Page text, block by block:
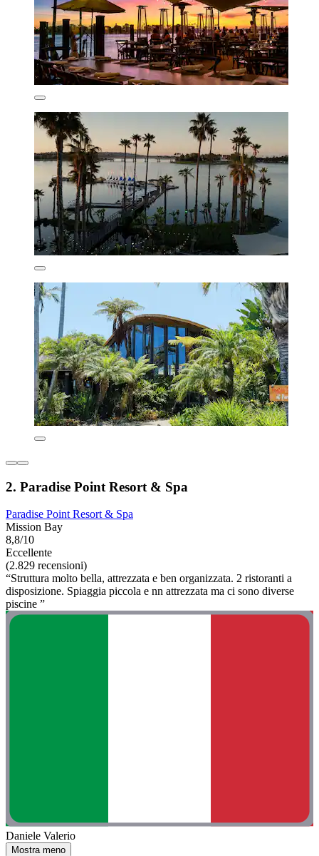
2. Paradise Point Resort & Spa
Paradise Point Resort & Spa
Mission Bay
8,8/10
Eccellente
(2.829 recensioni)
“Struttura molto bella, attrezzata e ben organizzata. 2 ristoranti a
disposizione. Spiaggia piccola e nn attrezzata ma ci sono diverse
piscine ”
Daniele Valerio
Mostra meno